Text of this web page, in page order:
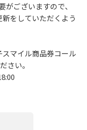
ございますので、
をしていただくよう
スマイル商品券コール
さい。